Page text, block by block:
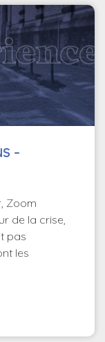
–
Zoom
de la crise,
pas
les